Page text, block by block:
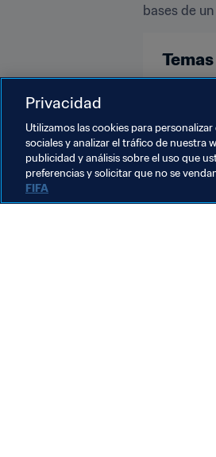
bases de
Privacidad
Utilizamos las cookies para
sociales y analizar el tráfico de nuestra
publicidad y análisis sobre el uso que
preferencias y solicitar que no se
FIFA